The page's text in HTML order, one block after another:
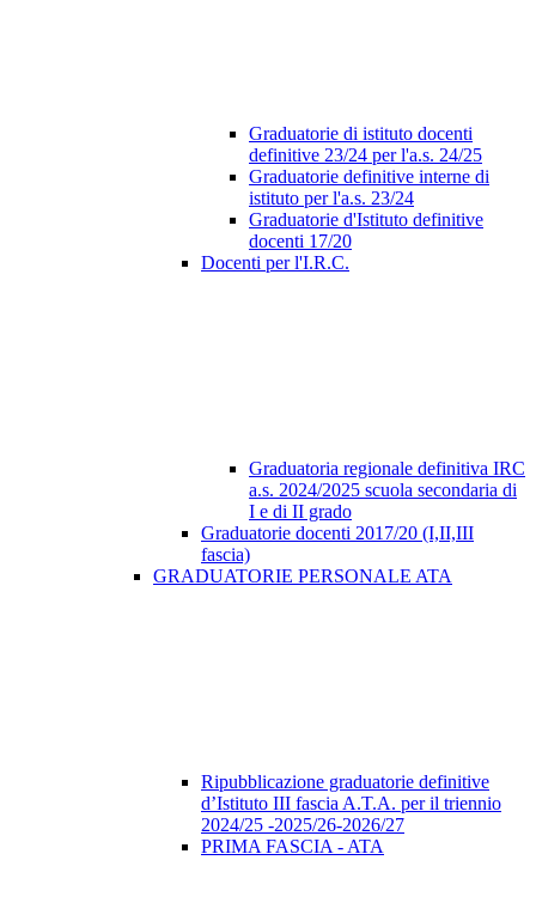
Graduatorie di istituto docenti
definitive 23/24 per l'a.s. 24/25
Graduatorie definitive interne di
istituto per l'a.s. 23/24
Graduatorie d'Istituto definitive
docenti 17/20
Docenti per l'I.R.C.
Graduatoria regionale definitiva IRC
a.s. 2024/2025 scuola secondaria di
I e di II grado
Graduatorie docenti 2017/20 (I,II,III
fascia)
GRADUATORIE PERSONALE ATA
Ripubblicazione graduatorie definitive
d’Istituto III fascia A.T.A. per il triennio
2024/25 -2025/26-2026/27
PRIMA FASCIA - ATA